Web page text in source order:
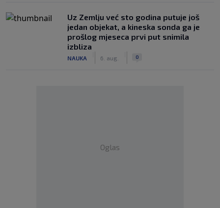
Uz Zemlju već sto godina putuje još
jedan objekat, a kineska sonda ga je
prošlog mjeseca prvi put snimila
izbliza
NAUKA 6. aug. 0
Oglas